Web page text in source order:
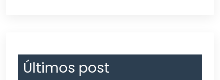
Últimos post